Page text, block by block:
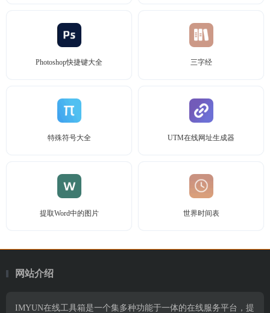
Photoshop快捷键大全 三字经
特殊符号大全 UTM在线网址生成器
提取Word中的图片 世界时间表
网站介绍
IMYUN在线工具箱是一个集多种功能于一体的在线服务平台，提